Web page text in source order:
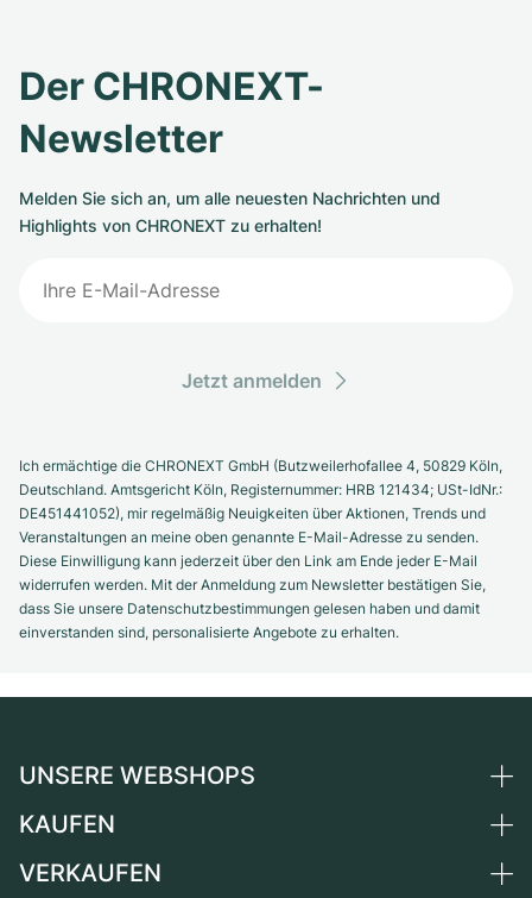
Der CHRONEXT-
Newsletter
Melden Sie sich an, um alle neuesten Nachrichten und
Highlights von CHRONEXT zu erhalten!
Jetzt anmelden
Ich ermächtige die CHRONEXT GmbH (Butzweilerhofallee 4, 50829 Köln,
Deutschland. Amtsgericht Köln, Registernummer: HRB 121434; USt-IdNr.:
DE451441052), mir regelmäßig Neuigkeiten über Aktionen, Trends und
Veranstaltungen an meine oben genannte E-Mail-Adresse zu senden.
Diese Einwilligung kann jederzeit über den Link am Ende jeder E-Mail
widerrufen werden. Mit der Anmeldung zum Newsletter bestätigen Sie,
dass Sie unsere Datenschutzbestimmungen gelesen haben und damit
einverstanden sind, personalisierte Angebote zu erhalten.
UNSERE WEBSHOPS
Deutschland
KAUFEN
Alle Luxusuhren
VERKAUFEN